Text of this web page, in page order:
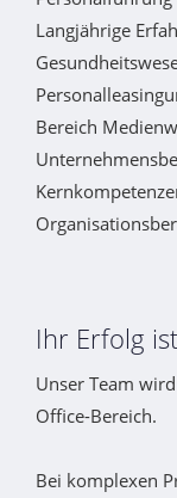
Langjährige
Bereich
Ihr Erfolg
Unser Team
Office-Bereich.
Bei komplexen